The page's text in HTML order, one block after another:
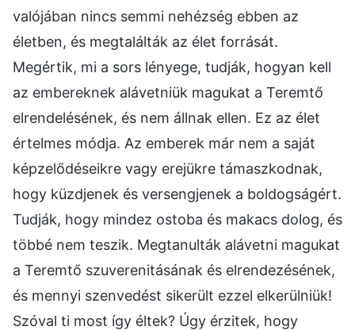
valójában nincs semmi nehézség ebben az
életben, és megtalálták az élet forrását.
Megértik, mi a sors lényege, tudják, hogyan kell
az embereknek alávetniük magukat a Teremtő
elrendelésének, és nem állnak ellen. Ez az élet
értelmes módja. Az emberek már nem a saját
képzelődéseikre vagy erejükre támaszkodnak,
hogy küzdjenek és versengjenek a boldogságért.
Tudják, hogy mindez ostoba és makacs dolog, és
többé nem teszik. Megtanulták alávetni magukat
a Teremtő szuverenitásának és elrendezésének,
és mennyi szenvedést sikerült ezzel elkerülniük!
Szóval ti most így éltek? Úgy érzitek, hogy